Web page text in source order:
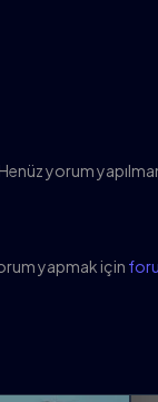
Henüz yorum
yapmak için